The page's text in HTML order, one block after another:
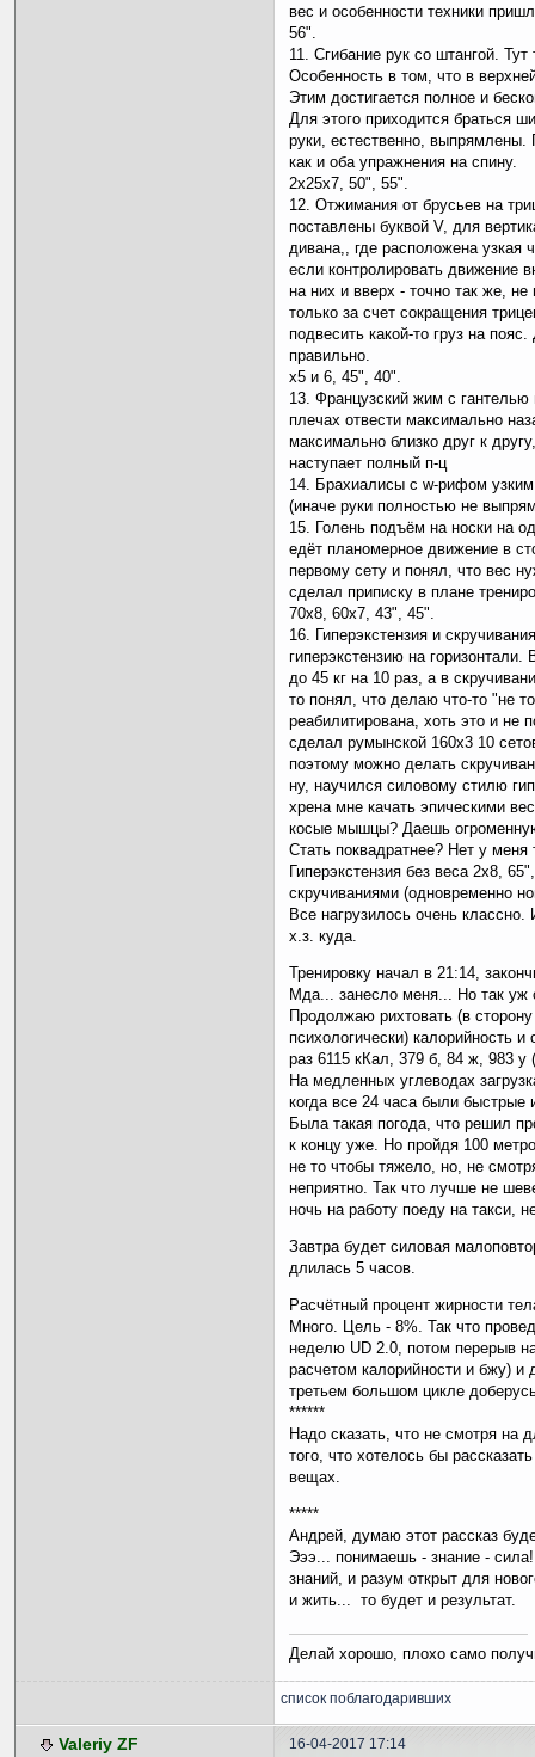
вес и особенности техники
56".
11. Сгибание рук со штангой.
Особенность в том, что в
Этим достигается полное и
Для этого приходится браться
руки, естественно,
как и оба упражнения на спину.
2х25х7, 50", 55".
12. Отжимания от брусьев на
поставлены буквой V, для
дивана,, где расположена узкая
если контролировать движение
на них и вверх - точно так же,
только за счет сокращения
подвесить какой-то груз на
правильно.
х5 и 6, 45", 40".
13. Французский жим с
плечах отвести максимально
максимально близко друг к
наступает полный п-ц
14. Брахиалисы с w-рифом
(иначе руки полностью не
15. Голень подъём на носки на
едёт планомерное движение в
первому сету и понял, что вес
сделал приписку в плане
70х8, 60х7, 43", 45".
16. Гиперэкстензия и
гиперэкстензию на
до 45 кг на 10 раз, а в
то понял, что делаю что-то "не
реабилитирована, хоть это и не
сделал румынской 160х3 10
поэтому можно делать
ну, научился силовому стилю
хрена мне качать эпическими
косые мышцы? Даешь
Стать поквадратнее? Нет у
Гиперэкстензия без веса 2х8,
скручиваниями (одновременно
Все нагрузилось очень
х.з. куда.
Тренировку начал в 21:14,
Мда... занесло меня... Но так уж
Продолжаю рихтовать (в
психологически) калорийность и
раз 6115 кКал, 379 б, 84 ж, 983 у
На медленных углеводах
когда все 24 часа были быстрые
Была такая погода, что решил
к концу уже. Но пройдя 100
не то чтобы тяжело, но, не
неприятно. Так что лучше не
ночь на работу поеду на такси,
Завтра будет силовая
длилась 5 часов.
Расчётный процент жирности
Много. Цель - 8%. Так что
неделю UD 2.0, потом перерыв
расчетом калорийности и бжу)
третьем большом цикле
******
Надо сказать, что не смотря на
того, что хотелось бы
вещах.
*****
Андрей, думаю этот рассказ
Эээ... понимаешь - знание -
знаний, и разум открыт для
и жить... то будет и результат.
Делай хорошо, плохо само
список поблагодаривших
Valeriy ZF 16-04-2017 17:14